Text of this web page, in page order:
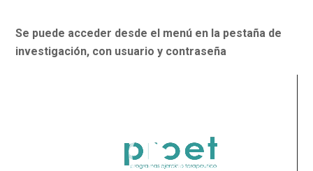
Se puede acceder desde el menú en la pestaña de
investigación, con usuario y contraseña